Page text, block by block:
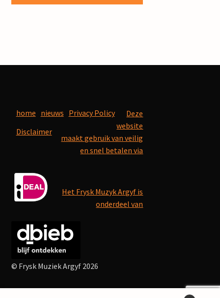
home nieuws Privacy Policy
Disclaimer
Deze
website
maakt gebruik van veilig
en snel betalen via
Het Frysk Muzyk Argyf is
onderdeel van
© Frysk Muziek Argyf 2026